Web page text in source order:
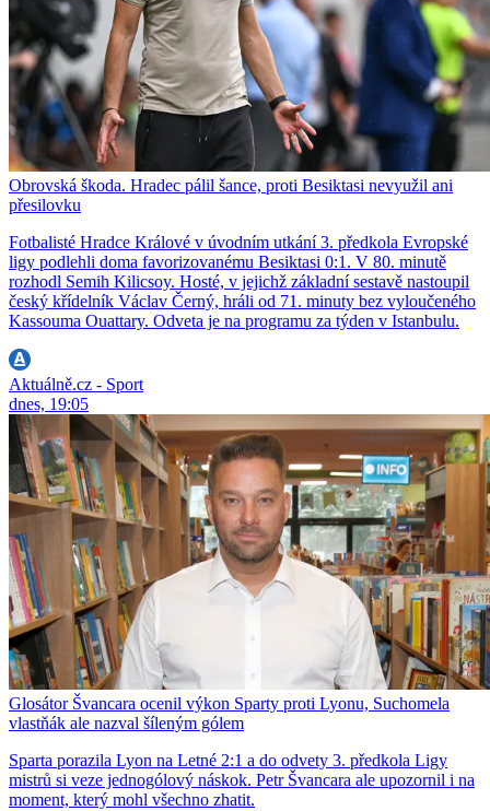
Obrovská škoda. Hradec pálil šance, proti Besiktasi nevyužil ani
přesilovku
Fotbalisté Hradce Králové v úvodním utkání 3. předkola Evropské
ligy podlehli doma favorizovanému Besiktasi 0:1. V 80. minutě
rozhodl Semih Kilicsoy. Hosté, v jejichž základní sestavě nastoupil
český křídelník Václav Černý, hráli od 71. minuty bez vyloučeného
Kassouma Ouattary. Odveta je na programu za týden v Istanbulu.
Aktuálně.cz - Sport
dnes, 19:05
Glosátor Švancara ocenil výkon Sparty proti Lyonu, Suchomela
vlastňák ale nazval šíleným gólem
Sparta porazila Lyon na Letné 2:1 a do odvety 3. předkola Ligy
mistrů si veze jednogólový náskok. Petr Švancara ale upozornil i na
moment, který mohl všechno zhatit.